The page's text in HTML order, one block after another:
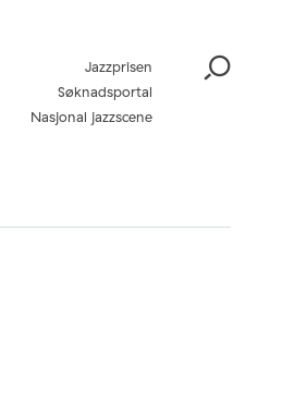
Jazzprisen
Søknadsportal
Nasjonal jazzscene